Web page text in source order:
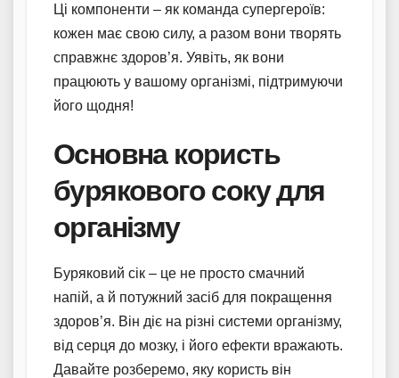
Ці компоненти – як команда супергероїв:
кожен має свою силу, а разом вони творять
справжнє здоров’я. Уявіть, як вони
працюють у вашому організмі, підтримуючи
його щодня!
Основна користь
бурякового соку для
організму
Буряковий сік – це не просто смачний
напій, а й потужний засіб для покращення
здоров’я. Він діє на різні системи організму,
від серця до мозку, і його ефекти вражають.
Давайте розберемо, яку користь він